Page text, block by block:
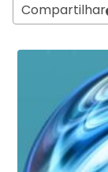
Compartilhar